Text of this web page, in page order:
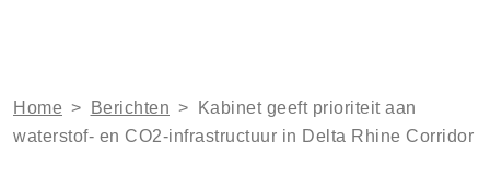
Home > Berichten >
Kabinet geeft prioriteit aan
waterstof- en CO2-infrastructuur in Delta Rhine Corridor